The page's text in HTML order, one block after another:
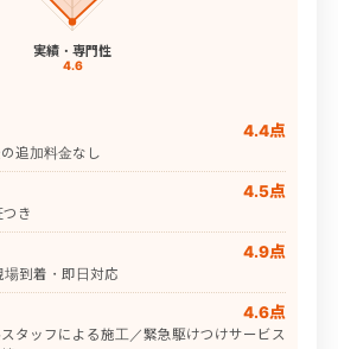
実績・専門性
4.6
4.4点
追加料金なし
4.5点
き
4.9点
場到着・即日対応
4.6点
タッフによる施工／緊急駆けつけサービス